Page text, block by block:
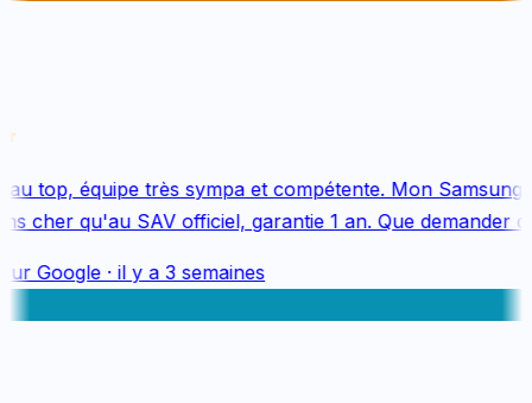
top, équipe très sympa et compétente. Mon Samsung
cher qu'au SAV officiel, garantie 1 an. Que demander de
Google· il y a 3 semaines